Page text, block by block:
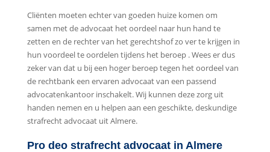
Cliënten moeten echter van goeden huize komen om
samen met de advocaat het oordeel naar hun hand te
zetten en de rechter van het gerechtshof zo ver te krijgen in
hun voordeel te oordelen tijdens het beroep . Wees er dus
zeker van dat u bij een hoger beroep tegen het oordeel van
de rechtbank een ervaren advocaat van een passend
advocatenkantoor inschakelt. Wij kunnen deze zorg uit
handen nemen en u helpen aan een geschikte, deskundige
strafrecht advocaat uit Almere.
Pro deo strafrecht advocaat in Almere